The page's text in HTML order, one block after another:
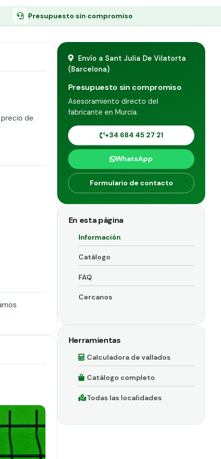
Presupuesto sin compromiso
de
Envío a Sant Julia De Vilatorta
(Barcelona)
Presupuesto sin compromiso
Asesoramiento directo del
fabricante en Murcia.
+34 684 45 27 21
WhatsApp
Formulario de contacto
En esta página
Información
Catálogo
FAQ
Cercanos
Herramientas
Calculadora de vallados
Catálogo completo
Todas las localidades